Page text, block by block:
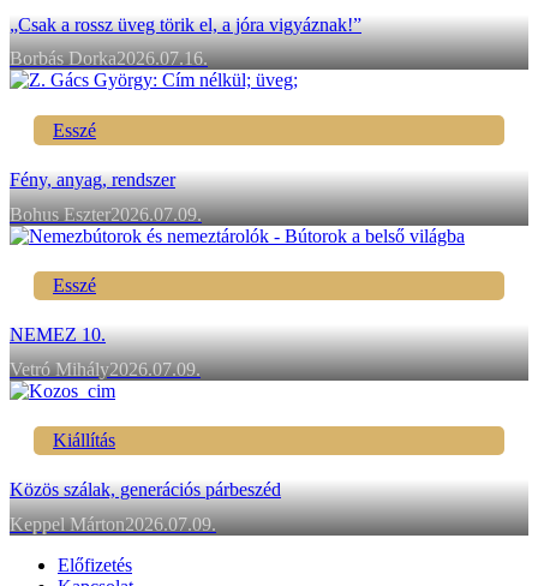
„Csak a rossz üveg törik el, a jóra vigyáznak!”
Borbás Dorka2026.07.16.
Esszé
Fény, anyag, rendszer
Bohus Eszter2026.07.09.
Esszé
NEMEZ 10.
Vetró Mihály2026.07.09.
Kiállítás
Közös szálak, generációs párbeszéd
Keppel Márton2026.07.09.
Előfizetés